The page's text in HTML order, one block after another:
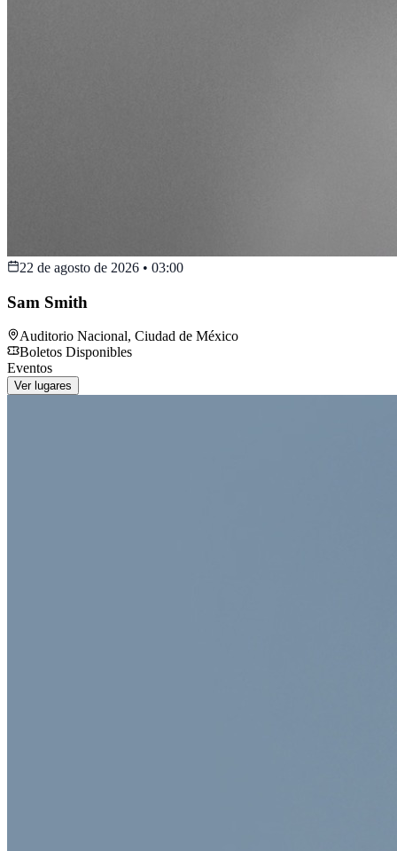
22 de agosto de 2026 • 03:00
Sam Smith
Auditorio Nacional, Ciudad de México
Boletos Disponibles
Eventos
Ver lugares